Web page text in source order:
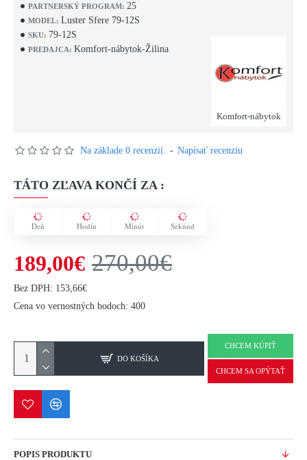
PARTNERSKÝ PROGRAM: 25
MODEL: Luster Sfere 79-12S
SKU: 79-12S
PREDAJCA: Komfort-nábytok-Žilina
Komfort-nábytok
Na základe 0 recenzií. - Napísať recenziu
TÁTO ZĽAVA KONČÍ ZA :
Deň Hodín Minút Sekúnd
189,00€ 270,00€
Bez DPH: 153,66€
Cena vo vernostných bodoch: 400
DO KOŠÍKA
CHCEM KÚPIŤ
CHCEM SA OPÝTAŤ
POPIS PRODUKTU